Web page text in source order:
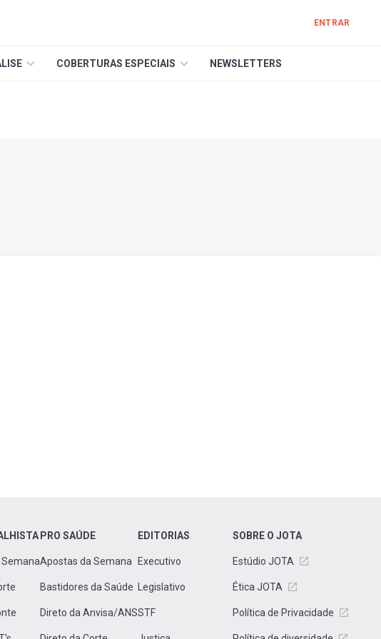
ENTRAR
COBERTURAS ESPECIAIS NEWSLETTERS
PRO SAÚDE
Apostas da Semana
Bastidores da Saúde
Direto da Anvisa/ANS
EDITORIAS
Executivo
Legislativo
STF
SOBRE O JOTA
Estúdio JOTA
Ética JOTA
Política de Privacidade